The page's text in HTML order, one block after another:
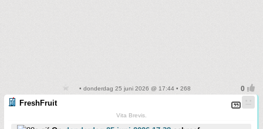
• donderdag 25 juni 2026 @ 17:44 • 268
FreshFruit
Vita Brevis.